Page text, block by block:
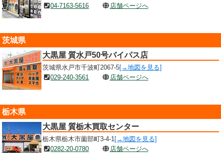
04-7163-5616
店舗ページへ
茨城県
大黒屋 質水戸50号バイパス店
茨城県水戸市千波町2067-5[→地図を見る]
029-240-3561
店舗ページへ
栃木県
大黒屋 質栃木買取センター
栃木県栃木市薗部町3-4-1 [→地図を見る]
0282-20-0780
店舗ページへ